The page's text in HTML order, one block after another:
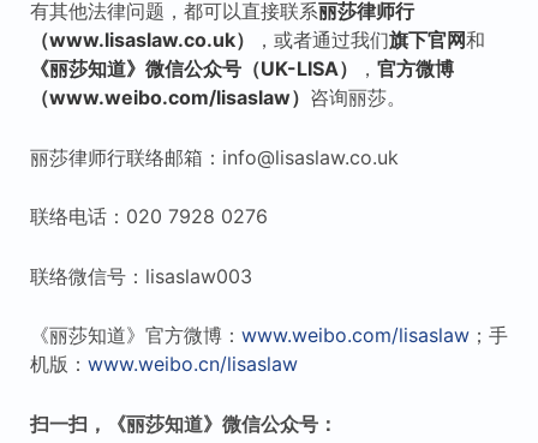
有其他法律问题，都可以直接联系丽莎律师行
（www.lisaslaw.co.uk）
，或者通过我们旗下官网和
《丽莎知道》微信公众号（UK-LISA）
， 官方微博
（www.weibo.com/lisaslaw） 咨询丽莎。
丽莎律师行联络邮箱：info@lisaslaw.co.uk
联络电话：020 7928 0276
联络微信号：lisaslaw003
《丽莎知道》官方微博： www.weibo.com/lisaslaw；手
机版： www.weibo.cn/lisaslaw
扫一扫，《丽莎知道》微信公众号：